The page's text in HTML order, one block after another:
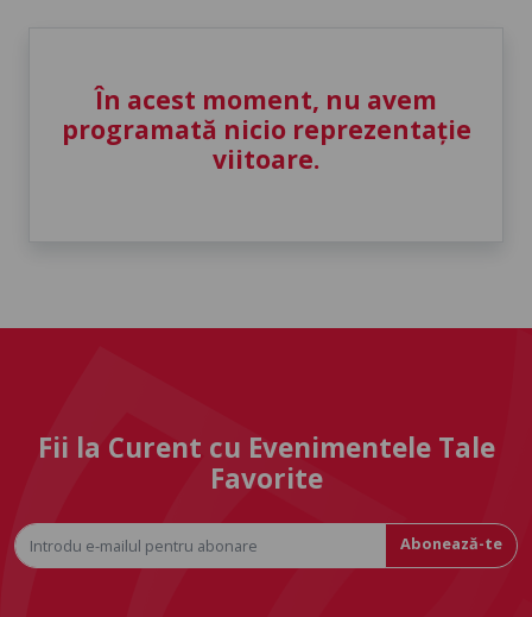
În acest moment, nu avem
programată nicio reprezentație
viitoare.
Fii la Curent cu Evenimentele Tale
Favorite
Abonează-te